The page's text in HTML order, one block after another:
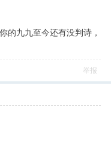
的九九至今还有没判诗，
举报